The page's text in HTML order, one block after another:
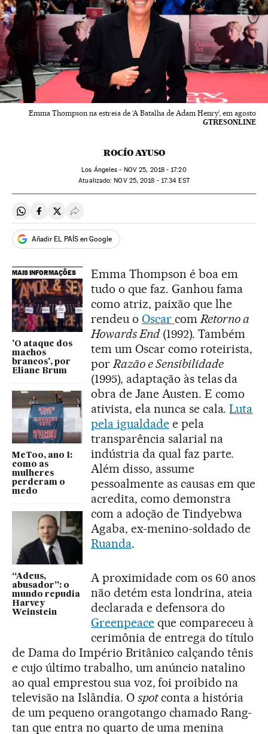
Emma Thompson na estreia de ‘A Batalha de Adam Henry’, em agosto
GTRESONLINE
ROCÍO AYUSO
Los Ángeles - NOV 25, 2018 - 17:20
atualizado: NOV25, 2018 - 17:34 EST
Compartir en Whatsapp
Compartir en Facebook
Compartir en Twitter
Desplegar Redes Sociales
Añadir EL PAÍS en Google
MAIS INFORMAÇÕES
'O ataque dos
machos
brancos', por
Eliane Brum
MeToo, ano 1:
como as
mulheres
perderam o
medo
“Adeus,
abusador”: o
mundo repudia
Harvey
Weinstein
Emma Thompson é boa em
tudo o que faz. Ganhou fama
como atriz, paixão que lhe
rendeu o Oscar comRetorno a
Howards End(1992). Também
tem um Oscar como roteirista,
porRazão e Sensibilidade
(1995), adaptação às telas da
obra de Jane Austen. E como
ativista, ela nunca se cala.Luta
pela igualdadee pela
transparência salarial na
indústria da qual faz parte.
Além disso, assume
pessoalmente as causas em que
acredita, como demonstra
com a adoção de Tindyebwa
Agaba, ex-menino-soldado de
Ruanda.
A proximidade com os 60 anos
não detém esta londrina, ateia
declarada e defensora do
Greenpeaceque compareceu à
cerimônia de entrega do título
de Dama do Império Britânico calçando tênis
e cujo último trabalho, um anúncio natalino
ao qual emprestou sua voz, foi proibido na
televisão na Islândia. O spotconta a história
de um pequeno orangotango chamado Rang-
tan que entra no quarto de uma menina